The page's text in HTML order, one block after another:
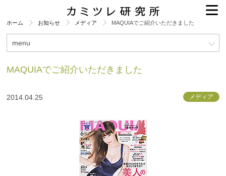
ホーム お知らせ メディア MAQUIAでご紹介いただきました
menu
MAQUIAでご紹介いただきました
2014.04.25 メディア